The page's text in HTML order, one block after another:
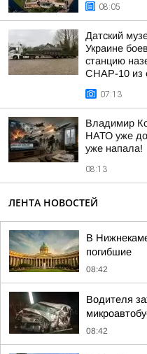
08:05
Датский
Украине
станцию
СНАР-10 из
07:13
Владимир
НАТО уже до
уже напала!
08:13
ЛЕНТА НОВОСТЕЙ
В
погибшие
08:42
Водителя
08:42